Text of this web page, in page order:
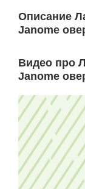
Описание
Janome
Видео про
Janome